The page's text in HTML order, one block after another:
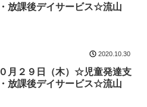
放課後デイサービス☆流山
2020.10.30
月２９日（木）☆児童発達支
放課後デイサービス☆流山